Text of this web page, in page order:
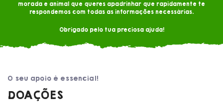
morada e animal que queres apadrinhar que rapidamente te
respondemos com todas as informações necessárias.
Obrigado pelo tua preciosa ajuda!
O seu apoio é essencial!
DOAÇÕES